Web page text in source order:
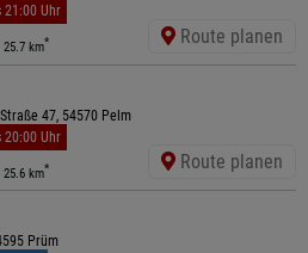
Uhr
25.7 km* Route planen
47, 54570 Pelm
Uhr
25.6 km* Route planen
Prüm